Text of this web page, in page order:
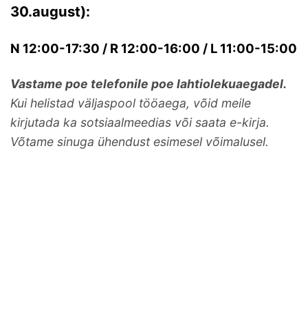
30.august):
N 12:00-17:30 / R 12:00-16:00 / L 11:00-15:00
Vastame poe telefonile poe lahtiolekuaegadel.
Kui helistad väljaspool tööaega, võid meile
kirjutada ka sotsiaalmeedias või saata e-kirja.
Võtame sinuga ühendust esimesel võimalusel.